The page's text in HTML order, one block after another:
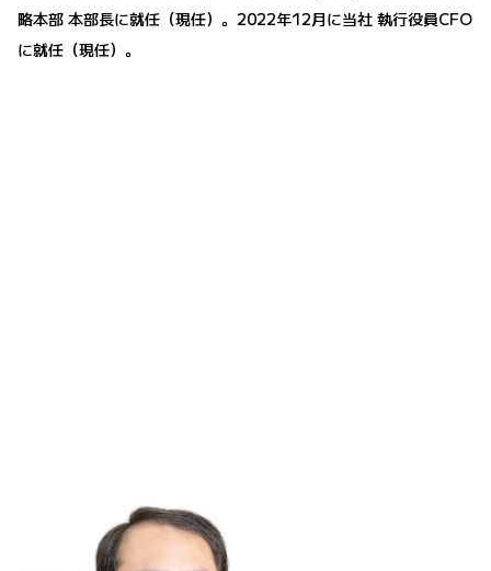
略本部 本部長に就任（現任）。2022年12月に当社 執行役員CFO
に就任（現任）。